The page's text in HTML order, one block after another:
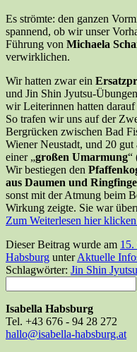
Es strömte: den ganzen
spannend, ob wir unser
Führung von Michaela
verwirklichen.
Wir hatten zwar ein
und Jin Shin Jyutsu-
wir Leiterinnen hatten
So trafen wir uns auf der
Bergrücken zwischen Bad
Wiener Neustadt, und 20 gut
einer „großen Umarmung“
Wir bestiegen den
aus Daumen und
sonst mit der Atmung beim
Wirkung zeigte. Sie war
Zum Weiterlesen hier
Dieser Beitrag wurde am 15.
Habsburg unterAktuelle
Schlagwörter: Jin Shin Jyutsu
nach:
Isabella Habsburg
Tel. +43 676 - 94 28 272
hallo@isabella-habsburg.at